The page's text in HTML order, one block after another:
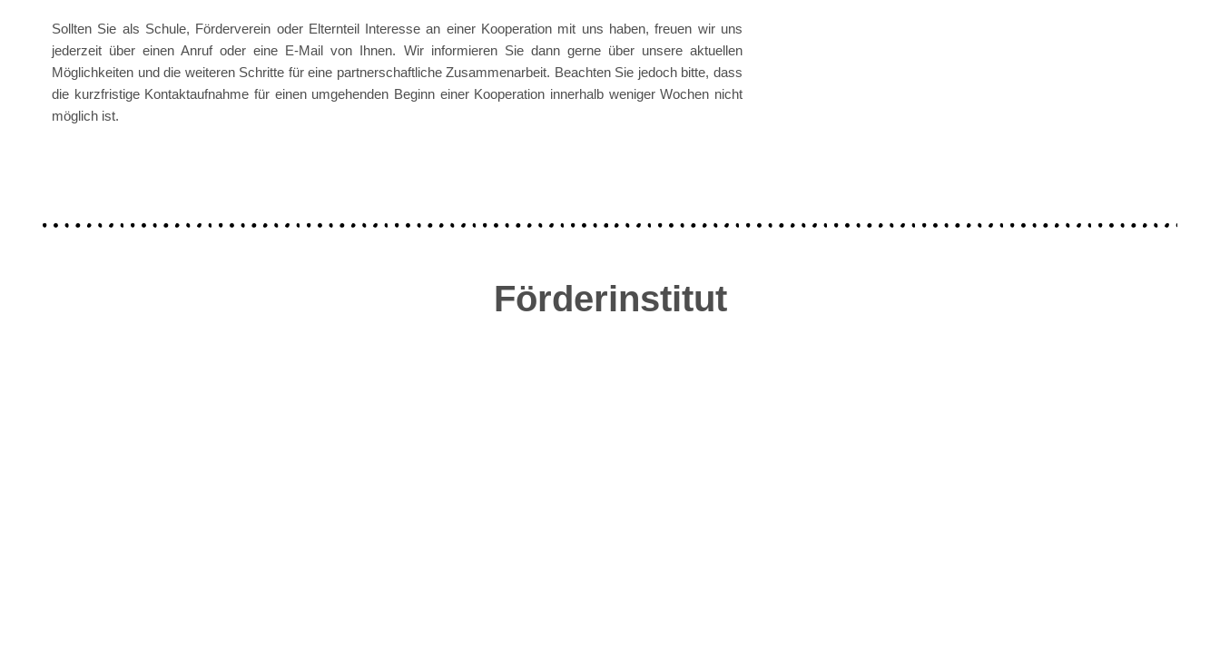
Sollten Sie als Schule, Förderverein oder Elternteil Interesse an einer Kooperation mit uns haben, freuen wir uns
jederzeit über einen Anruf oder eine E-Mail von Ihnen. Wir informieren Sie dann gerne über unsere aktuellen
Möglichkeiten und die weiteren Schritte für eine partnerschaftliche Zusammenarbeit. Beachten Sie jedoch bitte, dass
die kurzfristige Kontaktaufnahme für einen umgehenden Beginn einer Kooperation innerhalb weniger Wochen nicht
möglich ist.
Förderinstitut